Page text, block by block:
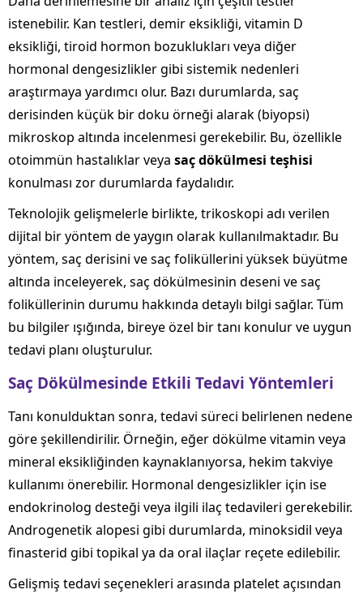
istenebilir. Kan testleri, demir eksikliği, vitamin D
eksikliği, tiroid hormon bozuklukları veya diğer
hormonal dengesizlikler gibi sistemik nedenleri
araştırmaya yardımcı olur. Bazı durumlarda, saç
derisinden küçük bir doku örneği alarak (biyopsi)
mikroskop altında incelenmesi gerekebilir. Bu, özellikle
otoimmün hastalıklar veya saç dökülmesi teşhisi
konulması zor durumlarda faydalıdır.
Teknolojik gelişmelerle birlikte, trikoskopi adı verilen
dijital bir yöntem de yaygın olarak kullanılmaktadır. Bu
yöntem, saç derisini ve saç foliküllerini yüksek büyütme
altında inceleyerek, saç dökülmesinin deseni ve saç
foliküllerinin durumu hakkında detaylı bilgi sağlar. Tüm
bu bilgiler ışığında, bireye özel bir tanı konulur ve uygun
tedavi planı oluşturulur.
Saç Dökülmesinde Etkili Tedavi Yöntemleri
Tanı konulduktan sonra, tedavi süreci belirlenen nedene
göre şekillendirilir. Örneğin, eğer dökülme vitamin veya
mineral eksikliğinden kaynaklanıyorsa, hekim takviye
kullanımı önerebilir. Hormonal dengesizlikler için ise
endokrinolog desteği veya ilgili ilaç tedavileri gerekebilir.
Androgenetik alopesi gibi durumlarda, minoksidil veya
finasterid gibi topikal ya da oral ilaçlar reçete edilebilir.
Gelişmiş tedavi seçenekleri arasında platelet açısından